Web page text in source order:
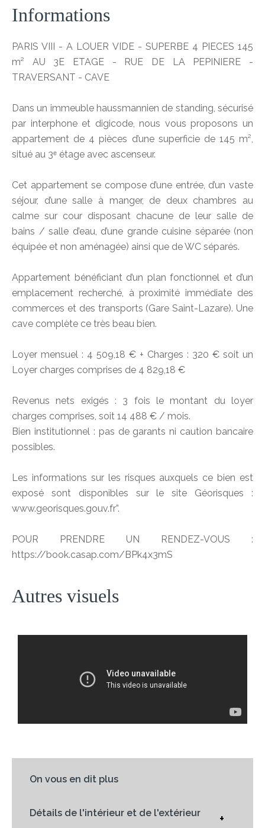
Informations
PARIS VIII - A LOUER VIDE - SUPERBE 4 PIECES 145
m² AU 3E ETAGE - RUE DE LA PEPINIERE -
TRAVERSANT - CAVE
Dans un immeuble haussmannien de standing, sécurisé
par interphone et digicode, nous vous proposons un
appartement de 4 pièces d’une superficie de 145 m²,
situé au 3ᵉ étage avec ascenseur.
Cet appartement se compose d’une entrée, d’un vaste
séjour, d’une salle à manger, de deux chambres au
calme sur cour disposant chacune de leur salle de
bains / salle d’eau, d’une grande cuisine séparée (non
équipée et non aménagée) ainsi que de WC séparés.
Appartement bénéficiant d’un plan fonctionnel et d’un
emplacement recherché, à proximité immédiate des
commerces et des transports (Gare Saint-Lazare). Une
cave complète ce très beau bien.
Loyer mensuel : 4 509,18 € + Charges : 320 € soit un
Loyer charges comprises de 4 829,18 €
Revenus nets exigés : 3 fois le montant du loyer
charges comprises, soit 14 488 € / mois.
Bien institutionnel : pas de garants ni caution bancaire
possibles.
Les informations sur les risques auxquels ce bien est
exposé sont disponibles sur le site Géorisques :
www.georisques.gouv.fr”.
POUR PRENDRE UN RENDEZ-VOUS :
https://book.casap.com/BPk4x3mS
Autres visuels
On vous en dit plus
Détails de l'intérieur et de l'extérieur +